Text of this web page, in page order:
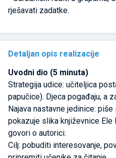
rješavati zadatke.
Detaljan opis realizacije
Uvodni dio (5 minuta)
Strategija udice: učiteljica
papučice). Djeca pogađaju, a
Najava nastavne jedinice:
pokazuje slika književnice Ele
govori o autorici.
Cilj: pobuditi interesovanje,